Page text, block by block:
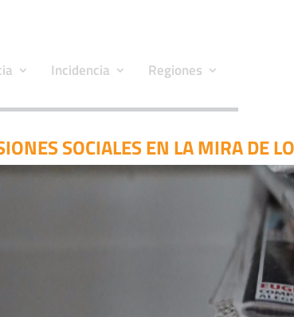
Incidencia Regiones
SOCIALES EN LA MIRA DE